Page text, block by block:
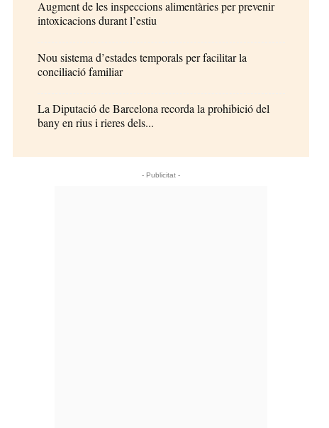
Augment de les inspeccions alimentàries per prevenir
intoxicacions durant l’estiu
Nou sistema d’estades temporals per facilitar la
conciliació familiar
La Diputació de Barcelona recorda la prohibició del
bany en rius i rieres dels...
- Publicitat -